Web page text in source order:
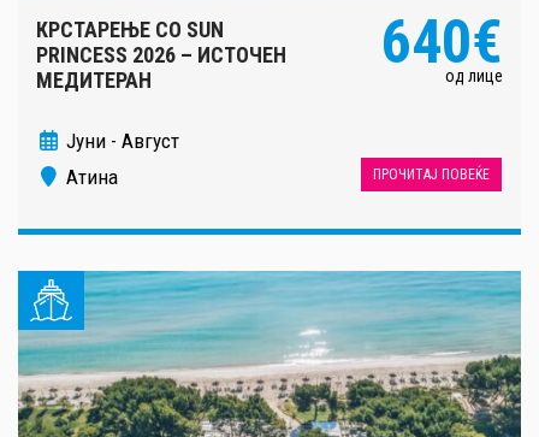
КРСТАРЕЊЕ СО SUN
PRINCESS 2026 – ИСТОЧЕН
МЕДИТЕРАН
640€
од лице
Јуни - Август
Атина
ПРОЧИТАЈ ПОВЕЌЕ